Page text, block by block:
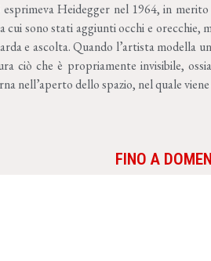
esprimeva Heidegger nel 1964, in
cui sono stati aggiunti occhi e orecchie,
e ascolta. Quando l’artista modella
ciò che è propriamente invisibile,
nell’aperto dello spazio, nel quale
FINO A